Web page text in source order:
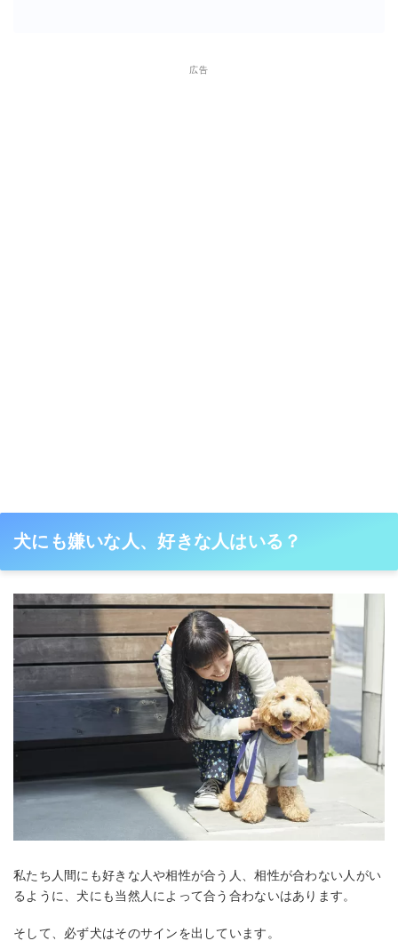
広告
犬にも嫌いな人、好きな人はいる？
私たち人間にも好きな人や相性が合う人、相性が合わない人がい
るように、犬にも当然人によって合う合わないはあります。
そして、必ず犬はそのサインを出しています。